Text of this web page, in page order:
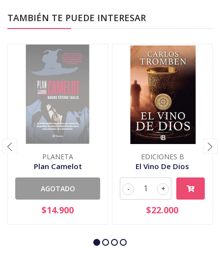
TAMBIÉN TE PUEDE INTERESAR
PLANETA
Plan Camelot
AGOTADO
$14.900
EDICIONES B
El Vino De Dios
+
-
$22.000